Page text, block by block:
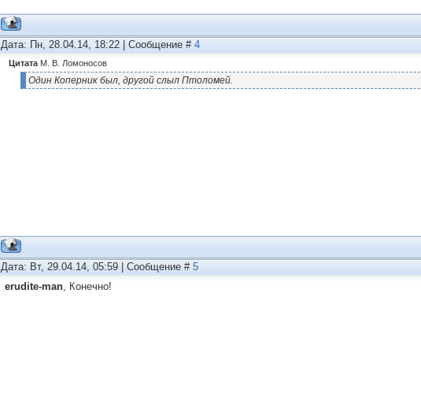
Дата: Пн, 28.04.14, 18:22 | Сообщение # 4
Цитата М. В. Ломоносов
Один Коперник был, другой слыл Птоломей.
Дата: Вт, 29.04.14, 05:59 | Сообщение # 5
erudite-man, Конечно!